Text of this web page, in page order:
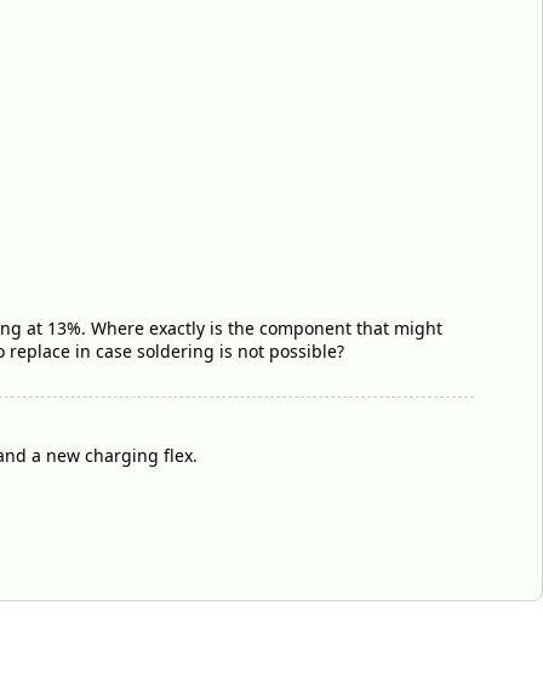
at 13%. Where exactly is the component that might
in case soldering is not possible?
a new charging flex.